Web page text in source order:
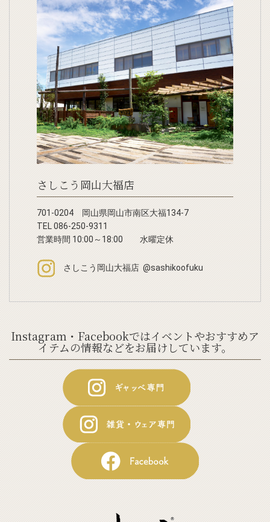
さしこう岡山大福店
701-0204 岡山県岡山市南区大福134-7
TEL 086-250-9311
営業時間 10:00～18:00 水曜定休
さしこう岡山大福店 @sashikoofuku
Instagram・Facebookではイベントやおすすめア
イテムの情報などをお届けしています。